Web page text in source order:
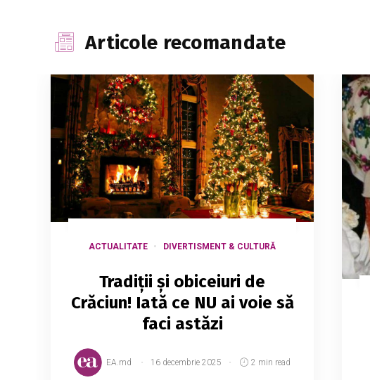
Articole recomandate
ACTUALITATE DIVERTISMENT & CULTURĂ
Tradiții și obiceiuri de
Crăciun! Iată ce NU ai voie să
faci astăzi
EA.md 16 decembrie 2025 2 min read